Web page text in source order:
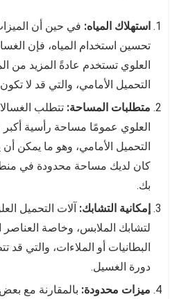
استهلاك المياه: في حين أن الميزات
تحسين استخدام المياه، فإن
العلوي تستخدم عادةً المزيد من
التحميل الأمامي، والتي قد لا
متطلبات المساحة: تتطلب
العلوي عمومًا مساحة رأسية أكبر
التحميل الأمامي، وهو ما يمكن أن
كان لديك مساحة محدودة في
بك.
إمكانية التشابك: آلات التحميل
لتشابك الملابس، وخاصة العناصر
البطانيات أو الملاءات، والتي قد
دورة الغسيل.
ميزات محدودة: بالمقارنة مع